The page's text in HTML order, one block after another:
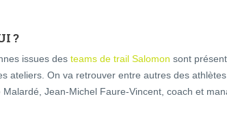
?
issues des teams de trail Salomon sont
ateliers. On va retrouver entre autres des
Malardé, Jean-Michel Faure-Vincent, coach et